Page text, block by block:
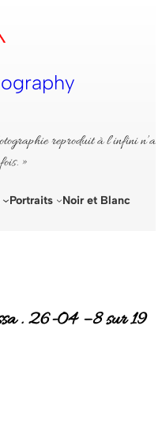
reproduit à l’infini n’a
»
Portraits Noir et Blanc
. 26-04 – 8 sur 19